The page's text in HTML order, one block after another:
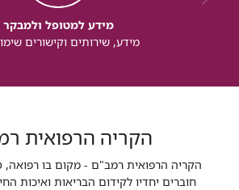
מידע למטופל ולמבקר
מידע, שירותים וקישורים
הקריה הרפואית
הקריה הרפואית רמב"ם - מקום בו רפואה,
חוברים יחדיו לקידום הבריאות ואיכות